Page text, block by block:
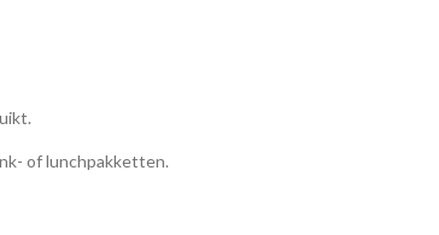
of lunchpakketten.